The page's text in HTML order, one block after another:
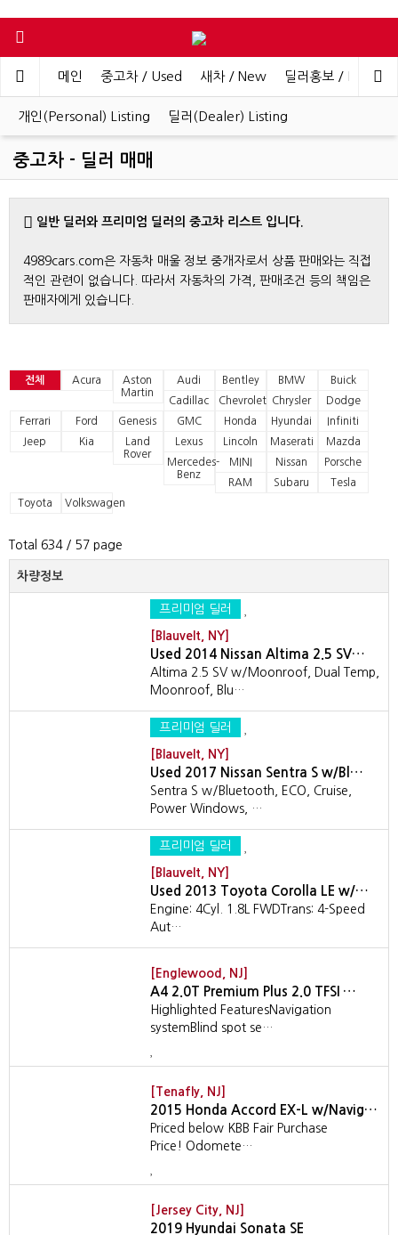
메인 중고차 / Used 새차 / New 딜러홍보 / Dealer
개인(Personal) Listing 딜러(Dealer) Listing
중고차 - 딜러 매매
일반 딜러와 프리미엄 딜러의 중고차 리스트 입니다.
4989cars.com은 자동차 매울 정보 중개자로서 상품 판매와는 직접
적인 관련이 없습니다. 따라서 자동차의 가격, 판매조건 등의 책임은
판매자에게 있습니다.
전체 Acura
Aston
Martin
Audi Bentley BMW
Buick
Cadillac
Chevrolet Chrysler
Dodge
Ferrari
Ford Genesis GMC Honda Hyundai
Infiniti
Jeep
Kia
Land
Rover
Lexus Lincoln Maserati
Mazda
Mercedes-
Benz
MINI Nissan
Porsche
RAM
Subaru
Tesla
Toyota
Volkswagen
Total 634/ 57 page
차량정보
프리미엄 딜러
[Blauvelt, NY]
Used 2014 Nissan Altima 2.5 SV…
Altima 2.5 SV w/Moonroof, Dual Temp,
Moonroof, Blu…
프리미엄 딜러
[Blauvelt, NY]
Used 2017 Nissan Sentra S w/Bl…
Sentra S w/Bluetooth, ECO, Cruise,
Power Windows, …
프리미엄 딜러
[Blauvelt, NY]
Used 2013 Toyota Corolla LE w/…
Engine: 4Cyl. 1.8L FWDTrans: 4-Speed
Aut…
[Englewood, NJ]
A4 2.0T Premium Plus 2.0 TFSI …
Highlighted FeaturesNavigation
systemBlind spot se…
[Tenafly, NJ]
2015 Honda Accord EX-L w/Navig…
Priced below KBB Fair Purchase
Price! Odomete…
[Jersey City, NJ]
2019 Hyundai Sonata SE